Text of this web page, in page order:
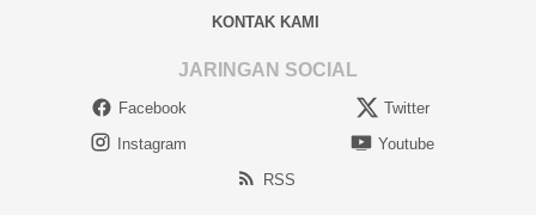
KONTAK KAMI
JARINGAN SOCIAL
Facebook
Twitter
Instagram
Youtube
RSS